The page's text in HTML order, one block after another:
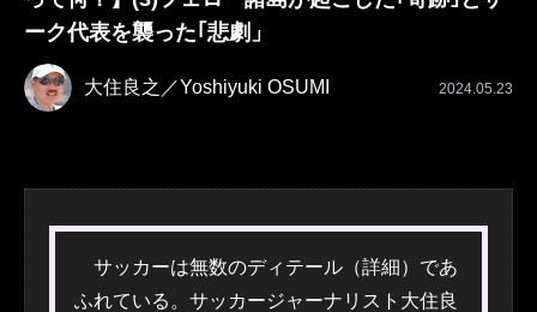
ーク代表を襲った｢悲劇」
大住良之／Yoshiyuki OSUMI 2024.05.23
サッカーは無数のディテール（詳細）であ
ふれている。サッカージャーナリスト大住良